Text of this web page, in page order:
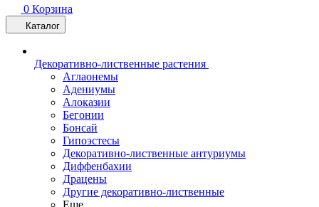
0 Корзина
Каталог
Декоративно-лиственные растения
Аглаонемы
Адениумы
Алоказии
Бегонии
Бонсай
Гипоэстесы
Декоративно-лиственные антуриумы
Диффенбахии
Драцены
Другие декоративно-лиственные
Еще